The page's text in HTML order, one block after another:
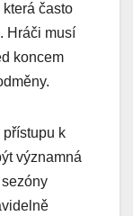
často
Hráči musí
koncem
přístupu k
významná